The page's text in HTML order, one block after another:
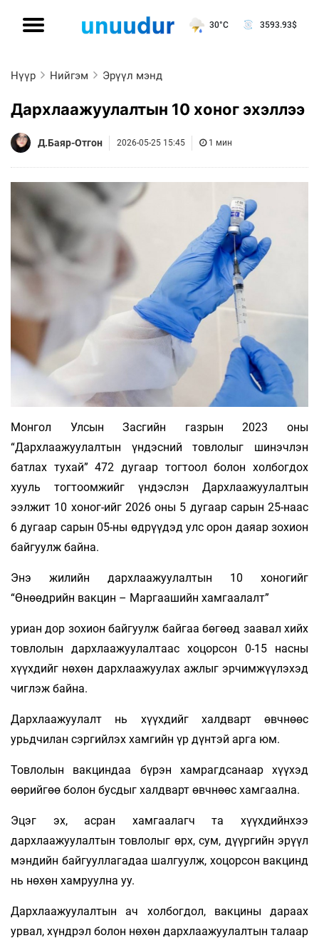
30°C 3593.93$
Нүүр Нийгэм Эрүүл мэнд
Дархлаажуулалтын 10 хоног эхэллээ
Д.Баяр-Отгон 2026-05-25 15:45 1 мин
Монгол Улсын Засгийн газрын 2023 оны
“Дархлаажуулалтын үндэсний товлолыг шинэчлэн
батлах тухай” 472 дугаар тогтоол болон холбогдох
хууль тогтоомжийг үндэслэн Дархлаажуулалтын
ээлжит 10 хоног-ийг 2026 оны 5 дугаар сарын 25-наас
6 дугаар сарын 05-ны өдрүүдэд улс орон даяар зохион
байгуулж байна.
Энэ жилийн дархлаажуулалтын 10 хоногийг
“Өнөөдрийн вакцин – Маргаашийн хамгаалалт”
уриан дор зохион байгуулж байгаа бөгөөд заавал хийх
товлолын дархлаажуулалтаас хоцорсон 0-15 насны
хүүхдийг нөхөн дархлаажуулах ажлыг эрчимжүүлэхэд
чиглэж байна.
Дархлаажуулалт нь хүүхдийг халдварт өвчнөөс
урьдчилан сэргийлэх хамгийн үр дүнтэй арга юм.
Товлолын вакциндаа бүрэн хамрагдсанаар хүүхэд
өөрийгөө болон бусдыг халдварт өвчнөөс хамгаална.
Эцэг эх, асран хамгаалагч та хүүхдийнхээ
дархлаажуулалтын товлолыг өрх, сум, дүүргийн эрүүл
мэндийн байгууллагадаа шалгуулж, хоцорсон вакцинд
нь нөхөн хамруулна уу.
Дархлаажуулалтын ач холбогдол, вакцины дараах
урвал, хүндрэл болон нөхөн дархлаажуулалтын талаар